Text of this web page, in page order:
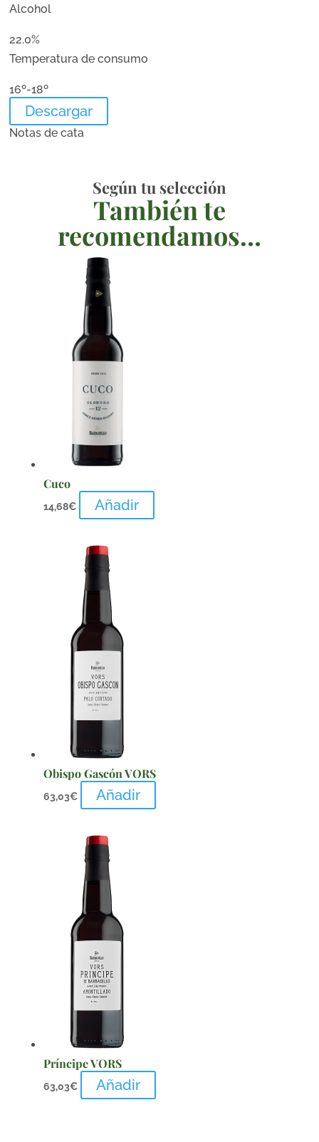
Alcohol
22.0%
Temperatura de consumo
16º-18º
Descargar
Notas de cata
Según tu selección
También te
recomendamos…
Cuco
14,68€ Añadir
Obispo Gascón VORS
63,03€ Añadir
Príncipe VORS
63,03€ Añadir